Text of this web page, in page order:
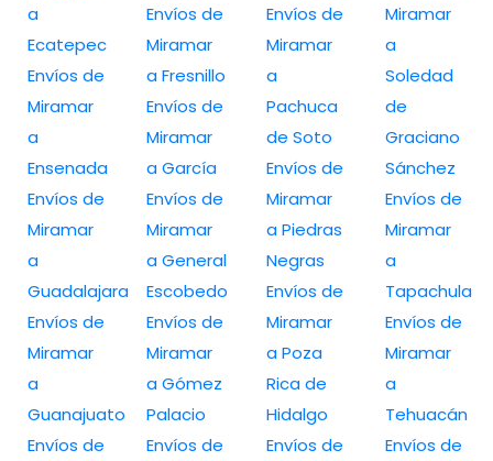
a
Ecatepec
Envíos de
Miramar
a
Ensenada
Envíos de
Miramar
a
Guadalajara
Envíos de
Miramar
a
Guanajuato
Envíos de
Envíos de
Miramar
a Fresnillo
Envíos de
Miramar
a García
Envíos de
Miramar
a General
Escobedo
Envíos de
Miramar
a Gómez
Palacio
Envíos de
Envíos de
Miramar
a
Pachuca
de Soto
Envíos de
Miramar
a Piedras
Negras
Envíos de
Miramar
a Poza
Rica de
Hidalgo
Envíos de
Miramar
a
Soledad
de
Graciano
Sánchez
Envíos de
Miramar
a
Tapachula
Envíos de
Miramar
a
Tehuacán
Envíos de